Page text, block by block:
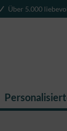
Über 5.000